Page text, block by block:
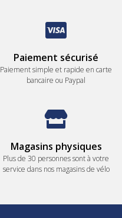
Paiement sécurisé
Paiement simple et rapide en carte
bancaire ou Paypal
Magasins physiques
Plus de 30 personnes sont à votre
service dans nos magasins de vélo